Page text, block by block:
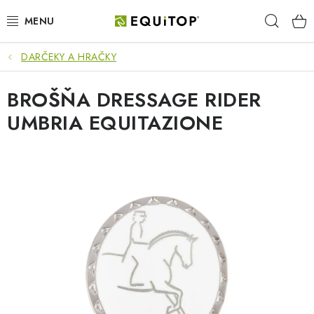
na
JAZDEC
KÔŇ
PONY
DARČEKOVÉ POUKAZY
DARČEKY A HRAČKY
BROŠŇA DRESSAGE RIDER
UMBRIA EQUITAZIONE